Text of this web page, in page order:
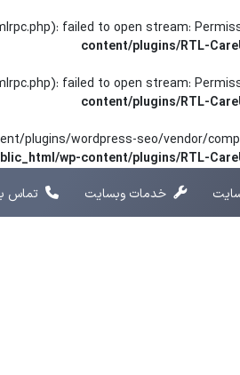
failed to open stream:
content/plugins/RTL-
failed to open stream:
content/plugins/RTL-
plugins/wordpress-seo/vendor/
wp-content/plugins/RTL-
خدمات وبسایت تماس